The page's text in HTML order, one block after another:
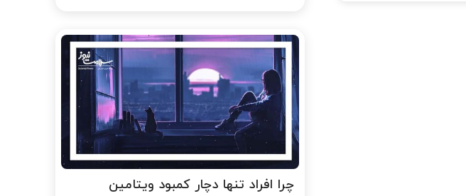
چرا افراد تنها دچار کمبود ویتامین